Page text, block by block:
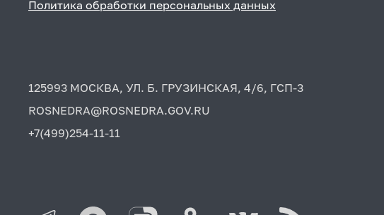
Политика обработки персональных данных
125993 МОСКВА, УЛ. Б. ГРУЗИНСКАЯ, 4/6, ГСП-3
ROSNEDRA@ROSNEDRA.GOV.RU
+7(499)254-11-11